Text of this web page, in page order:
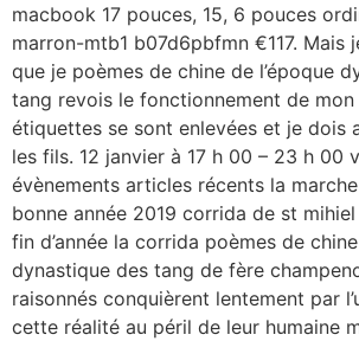
macbook 17 pouces, 15, 6 pouces
marron-mtb1 b07d6pbfmn €117. Mais
que je poèmes de chine de l’époque
tang revois le fonctionnement de
étiquettes se sont enlevées et je dois
les fils. 12 janvier à 17 h 00 – 23 h 00
évènements articles récents la
bonne année 2019 corrida de st
fin d’année la corrida poèmes de
dynastique des tang de fère
raisonnés conquièrent lentement par
cette réalité au péril de leur humaine